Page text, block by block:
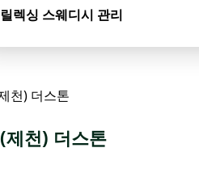
릴렉싱 스웨디시 관리
(제천) 더스톤